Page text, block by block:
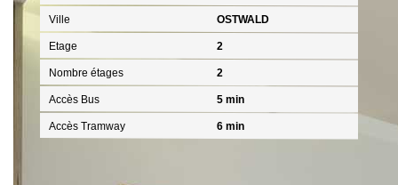
Ville OSTWALD
Etage 2
Nombre étages 2
Accès Bus 5 min
Accès Tramway 6 min